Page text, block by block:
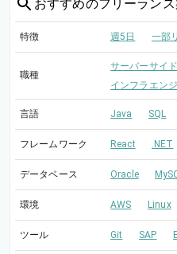
おすすめのフリーラン
特徴 週5日 一部
職種
サーバーサイ
インフラエン
言語 Java SQL
フレームワーク React .NET
データベース Oracle
環境 AWS Linux
ツール Git SAP